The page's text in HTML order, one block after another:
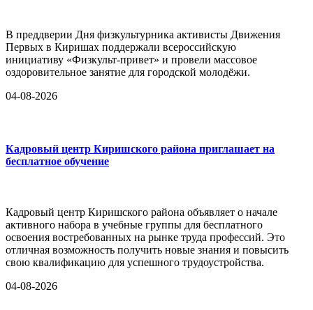
В преддверии Дня физкультурника активисты Движения
Первых в Киришах поддержали всероссийскую
инициативу «Физкульт-привет» и провели массовое
оздоровительное занятие для городской молодёжи.
04-08-2026
Кадровый центр Киришского района приглашает на
бесплатное обучение
Кадровый центр Киришского района объявляет о начале
активного набора в учебные группы для бесплатного
освоения востребованных на рынке труда профессий. Это
отличная возможность получить новые знания и повысить
свою квалификацию для успешного трудоустройства.
04-08-2026